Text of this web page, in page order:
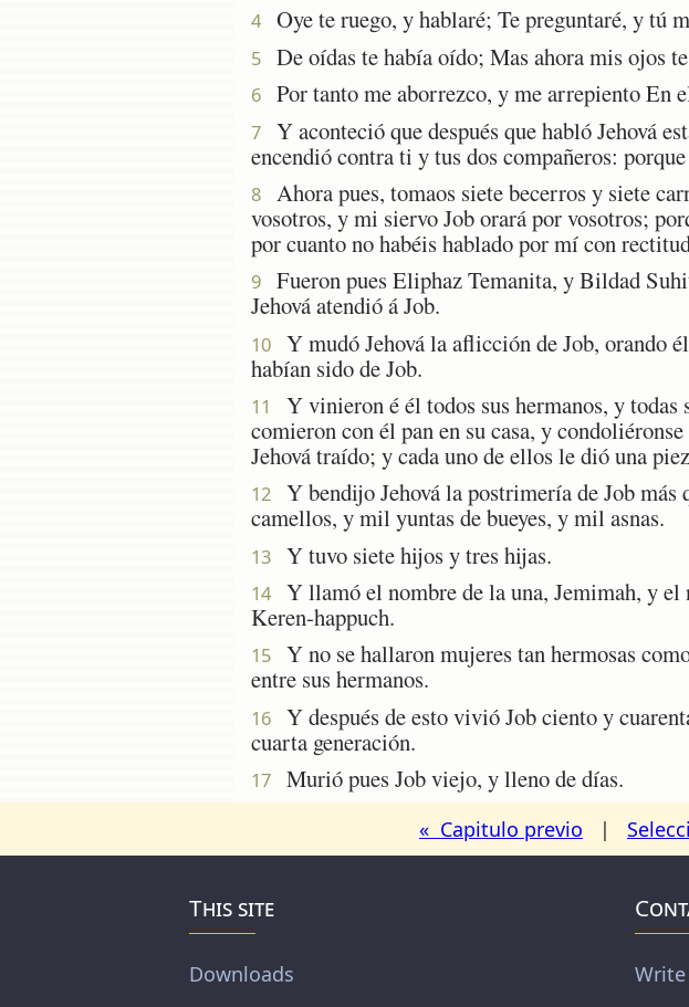
4 Oye te ruego, y hablaré; Te preguntaré, y tú
5 De oídas te había oído; Mas ahora mis ojos
6 Por tanto me aborrezco, y me arrepiento En
7
Y aconteció que después que habló Jehová
encendió contra ti y tus dos compañeros:
8
Ahora pues, tomaos siete becerros y siete
vosotros, y mi siervo Job orará por vosotros;
por cuanto no habéis hablado por mí con
9
Fueron pues Eliphaz Temanita, y Bildad
Jehová atendió á Job.
10
Y mudó Jehová la aflicción de Job, orando
habían sido de Job.
11
Y vinieron é él todos sus hermanos, y
comieron con él pan en su casa, y
Jehová traído; y cada uno de ellos le dió una
12
Y bendijo Jehová la postrimería de Job
camellos, y mil yuntas de bueyes, y mil asnas.
13 Y tuvo siete hijos y tres hijas.
14
Y llamó el nombre de la una, Jemimah, y el
Keren-happuch.
15
Y no se hallaron mujeres tan hermosas
entre sus hermanos.
16
Y después de esto vivió Job ciento y
cuarta generación.
17 Murió pues Job viejo, y lleno de días.
« Capitulo previo |
This site
Downloads